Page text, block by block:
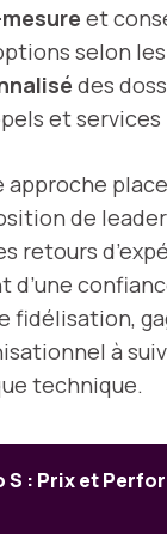
et
selon les
des
et
de
retours
fidélisation,
à
technique.
S : Prix et